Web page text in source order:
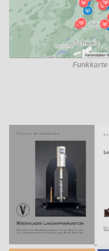
Funkkarte